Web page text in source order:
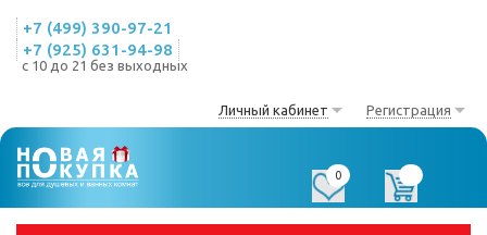
+7 (499) 390-97-21
+7 (925) 631-94-98
с 10 до 21 без выходных
Личный кабинет Регистрация
0